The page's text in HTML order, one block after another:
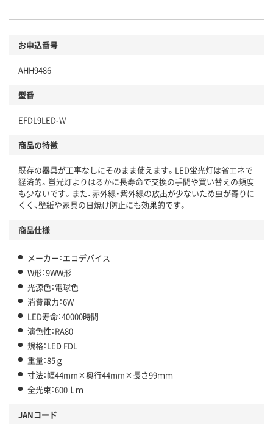
お申込番号
AHH9486
型番
EFDL9LED-W
商品の特徴
既存の器具が工事なしにそのまま使えます。LED蛍光灯は省エネで
経済的。蛍光灯よりはるかに長寿命で交換の手間や買い替えの頻度
も少ないです。また、赤外線・紫外線の放出が少ないため虫が寄りに
くく、壁紙や家具の日焼け防止にも効果的です。
商品仕様
メーカー：エコデバイス
W形：9WW形
光源色：電球色
消費電力：6W
LED寿命：40000時間
演色性：RA80
規格：LED FDL
重量：85ｇ
寸法：幅44mm×奥行44mm×長さ99ｍｍ
全光束：600ｌｍ
JANコード